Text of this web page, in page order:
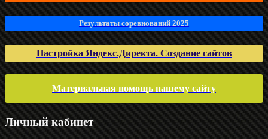
Результаты соревнований 2025
Настройка Яндекс.Директа. Создание сайтов
Материальная помощь нашему сайту
Личный кабинет